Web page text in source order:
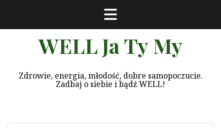
treści
WELL Ja Ty My
Zdrowie, energia, młodość, dobre samopoczucie.
Zadbaj o siebie i bądź WELL!